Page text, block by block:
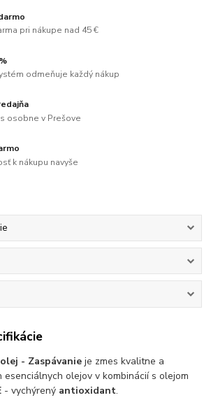
pri nákupe nad 45 €
odmeňuje každý nákup
osobne v Prešove
k nákupu navyše
- Zaspávanie je zmes kvalitne a
olejov v kombinácií s olejom
- vychýrený antioxidant.